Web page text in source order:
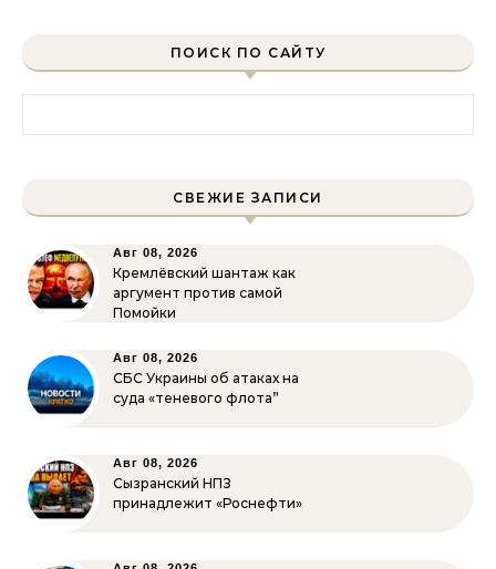
ПОИСК ПО САЙТУ
СВЕЖИЕ ЗАПИСИ
Авг 08, 2026
Кремлёвский шантаж как
аргумент против самой
Помойки
Авг 08, 2026
СБС Украины об атаках на
суда «теневого флота”
Авг 08, 2026
Сызранский НПЗ
принадлежит «Роснефти»